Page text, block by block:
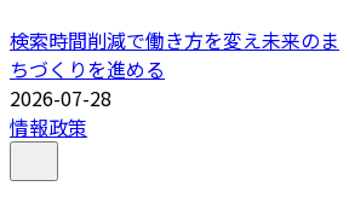
検索時間削減で働き方を変え未来のま
ちづくりを進める
2026-07-28
情報政策